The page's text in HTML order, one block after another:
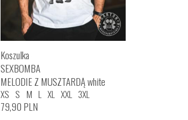
Koszulka
SEXBOMBA
MELODIE Z MUSZTARDĄ white
XS S M L XL XXL 3XL
79,90 PLN